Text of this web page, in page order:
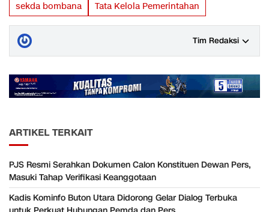
sekda bombana
Tata Kelola Pemerintahan
Tim Redaksi
ARTIKEL TERKAIT
PJS Resmi Serahkan Dokumen Calon Konstituen Dewan Pers,
Masuki Tahap Verifikasi Keanggotaan
Kadis Kominfo Buton Utara Didorong Gelar Dialog Terbuka